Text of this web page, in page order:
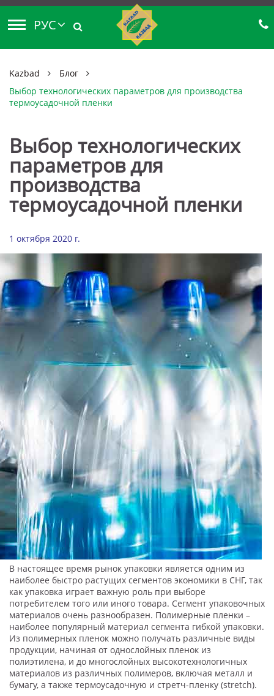
РУС
Kazbad
Блог
Выбор технологических параметров для производства
термоусадочной пленки
Выбор технологических
параметров для
производства
термоусадочной пленки
1 октября 2020 г.
В настоящее время рынок упаковки является одним из
наиболее быстро растущих сегментов экономики в СНГ, так
как упаковка играет важную роль при выборе
потребителем того или иного товара. Сегмент упаковочных
материалов очень разнообразен. Полимерные пленки –
наиболее популярный материал сегмента гибкой упаковки.
Из полимерных пленок можно получать различные виды
продукции, начиная от однослойных пленок из
полиэтилена, и до многослойных высокотехнологичных
материалов из различных полимеров, включая металл и
бумагу, а также термоусадочную и стретч-пленку (stretch).